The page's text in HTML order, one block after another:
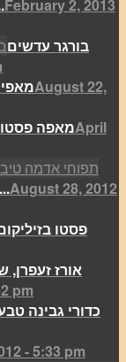
לחם פקאןFebruary 2, 2013
בורגר עדשים
August 22,
מאפה פסטוApril
תפוחיAugust 28, 2012
פסטו
אורז זעפרן,
pm
כדורי גבינה
- 5:33 pm